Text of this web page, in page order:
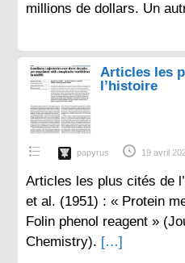
millions de dollars. Un
Articles les
l’histoire
papyrus 19 avril
Articles les plus cités de
et al. (1951) : « Protein
Folin phenol reagent »
Chemistry). […]